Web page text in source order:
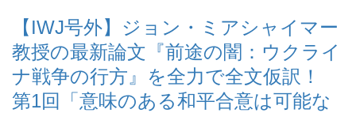
【IWJ号外】ジョン・ミアシャイマー
教授の最新論文『前途の闇：ウクライ
ナ戦争の行方』を全力で全文仮訳！
第1回「意味のある和平合意は可能な